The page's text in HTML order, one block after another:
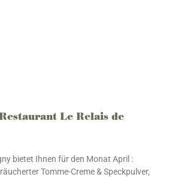
Le Relais de
bietet Ihnen für den Monat April :
Tomme-Creme & Speckpulver,